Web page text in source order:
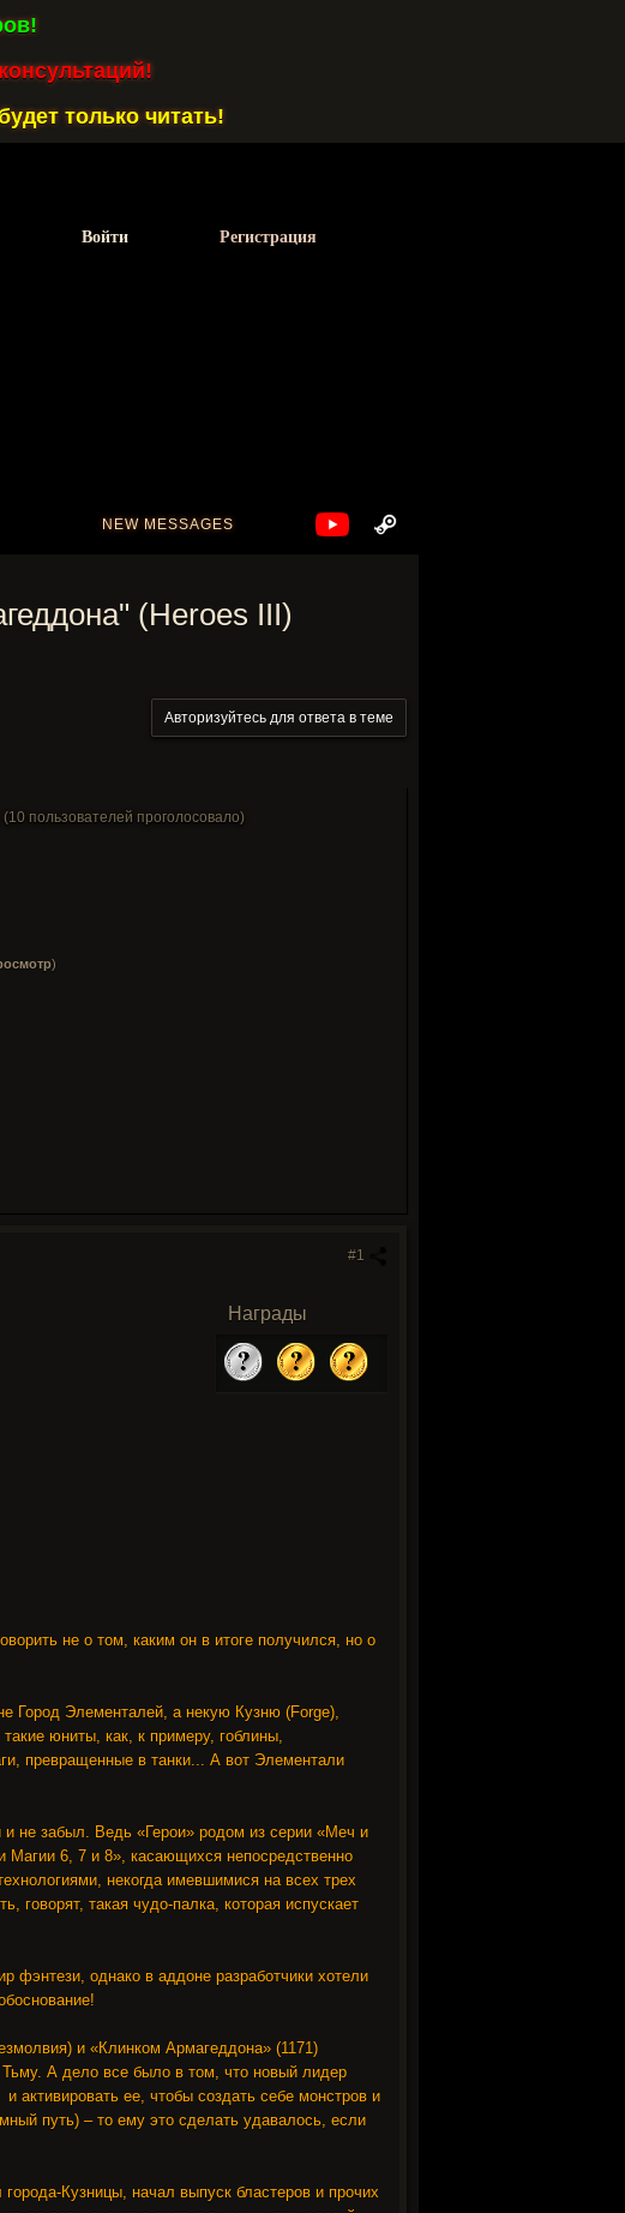
только читать!
Войти Регистрация
NEW MESSAGES
(Heroes III)
Авторизуйтесь для ответа в теме
(10 пользователей проголосовало)
)
#1
Награды
не о том, каким он в итоге получился, но о
Город Элементалей, а некую Кузню (Forge),
юниты, как, к примеру, гоблины,
превращенные в танки... А вот Элементали
и не забыл. Ведь «Герои» родом из серии «Меч и
Магии 6, 7 и 8», касающихся непосредственно
некогда имевшимися на всех трех
такая чудо-палка, которая испускает
фэнтези, однако в аддоне разработчики хотели
и «Клинком Армагеддона» (1171)
А дело все было в том, что новый лидер
активировать ее, чтобы создать себе монстров и
путь) – то ему это сделать удавалось, если
Кузницы, начал выпуск бластеров и прочих